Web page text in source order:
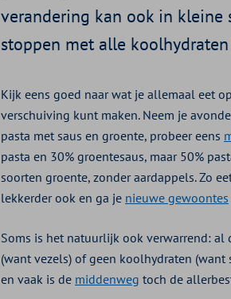
verandering kan ook in kleine
stoppen met alle
Kijk eens goed naar wat je allemaal eet
verschuiving kunt maken. Neem je
pasta met saus en groente, probeer eens
pasta en 30% groentesaus, maar 50%
soorten groente, zonder aardappels. Zo
lekkerder ook en ga je nieuwe gewoontes
Soms is het natuurlijk ook verwarrend:
(want vezels) of geen koolhydraten
en vaak is de middenweg toch de